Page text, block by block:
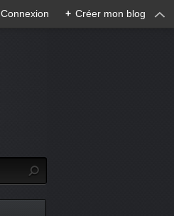
Connexion + Créer mon blog